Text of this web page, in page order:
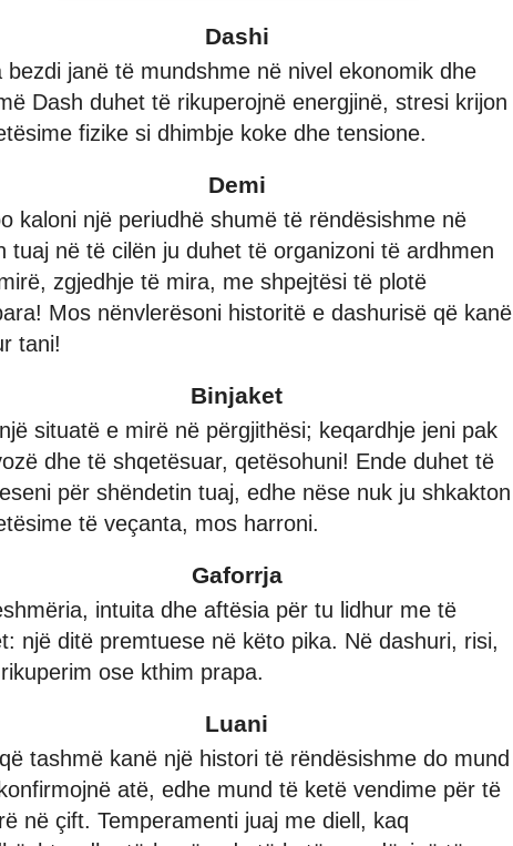
Dashi
bezdi janë të mundshme në nivel ekonomik dhe
Dash duhet të rikuperojnë energjinë, stresi krijon
fizike si dhimbje koke dhe tensione.
Demi
kaloni një periudhë shumë të rëndësishme në
tuaj në të cilën ju duhet të organizoni të ardhmen
zgjedhje të mira, me shpejtësi të plotë
Mos nënvlerësoni historitë e dashurisë që kanë
tani!
Binjaket
situatë e mirë në përgjithësi; keqardhje jeni pak
dhe të shqetësuar, qetësohuni! Ende duhet të
për shëndetin tuaj, edhe nëse nuk ju shkakton
të veçanta, mos harroni.
Gaforrja
intuita dhe aftësia për tu lidhur me të
një ditë premtuese në këto pika. Në dashuri, risi,
ose kthim prapa.
Luani
tashmë kanë një histori të rëndësishme do mund
atë, edhe mund të ketë vendime për të
në çift. Temperamenti juaj me diell, kaq